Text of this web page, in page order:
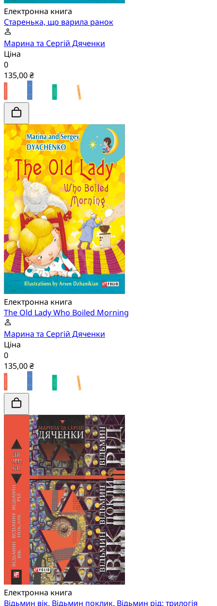
Електронна книга
Старенька, що варила ранок
Марина та Сергій Дяченки
Ціна
0
135,00 ₴
Електронна книга
The Old Lady Who Boiled Morning
Марина та Сергій Дяченки
Ціна
0
135,00 ₴
Електронна книга
Відьмин вік. Відьмин поклик. Відьмин рід: трилогія